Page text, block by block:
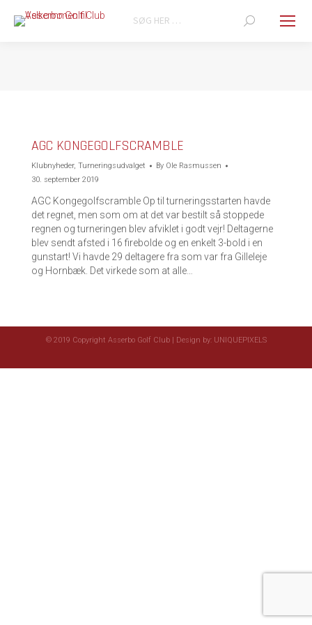
Search:
AGC KONGEGOLFSCRAMBLE
Klubnyheder, Turneringsudvalget By Ole Rasmussen
30. september 2019
AGC Kongegolfscramble Op til turneringsstarten havde
det regnet, men som om at det var bestilt så stoppede
regnen og turneringen blev afviklet i godt vejr! Deltagerne
blev sendt afsted i 16 firebolde og en enkelt 3-bold i en
gunstart! Vi havde 29 deltagere fra som var fra Gilleleje
og Hornbæk. Det virkede som at alle…
© 2019 Copyright Asserbo Golf Club | Design by: UNIQUEPIXELS